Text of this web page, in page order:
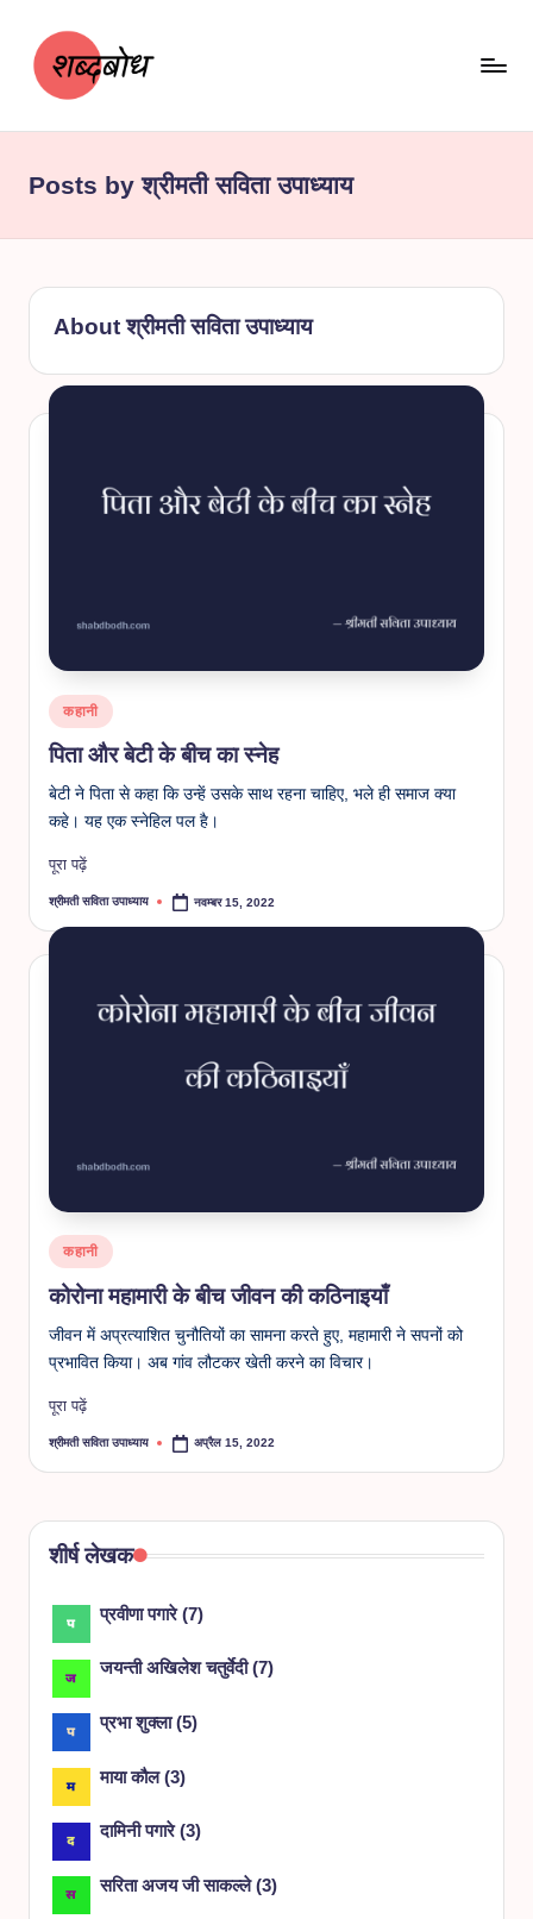
बो
ध
Posts by श्रीमती सविता उपाध्याय
About श्रीमती सविता उपाध्याय
Posted
in
कहानी
पिता और बेटी के बीच का स्नेह
बेटी ने पिता से कहा कि उन्हें उसके साथ रहना चाहिए, भले ही समाज क्या
कहे। यह एक स्नेहिल पल है।
पूरा पढ़ें
Posted
श्रीमती सविता उपाध्याय नवम्बर 15, 2022
Posted
in
कहानी
कोरोना महामारी के बीच जीवन की कठिनाइयाँ
जीवन में अप्रत्याशित चुनौतियों का सामना करते हुए, महामारी ने सपनों को
प्रभावित किया। अब गांव लौटकर खेती करने का विचार।
पूरा पढ़ें
Posted
श्रीमती सविता उपाध्याय अप्रैल 15, 2022
शीर्ष लेखक
प्रवीणा पगारे(7)
जयन्ती अखिलेश चतुर्वेदी(7)
प्रभा शुक्ला(5)
माया कौल(3)
दामिनी पगारे(3)
सरिता अजय जी साकल्ले(3)